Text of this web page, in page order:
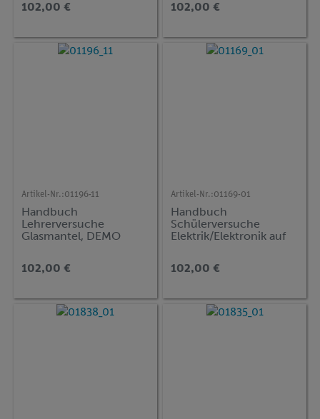
102,00 €
Chemie
102,00 €
Artikel-Nr.:01196-11
Handbuch
Lehrerversuche
Glasmantel, DEMO
102,00 €
Artikel-Nr.:01169-01
Handbuch
Schülerversuche
Elektrik/Elektronik auf
102,00 €